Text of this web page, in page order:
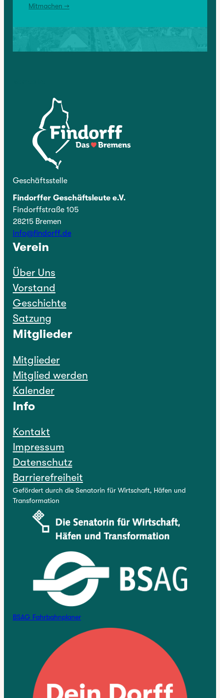
Mitmachen →
Geschäftsstelle
Findorffer Geschäftsleute e.V.
Findorffstraße 105
28215 Bremen
info@findorff.de
Verein
Über Uns
Vorstand
Geschichte
Satzung
Mitglieder
Mitglieder
Mitglied werden
Kalender
Info
Kontakt
Impressum
Datenschutz
Barrierefreiheit
Gefördert durch die Senatorin für Wirtschaft, Häfen und
Transformation
BSAG Fahrbahnplaner